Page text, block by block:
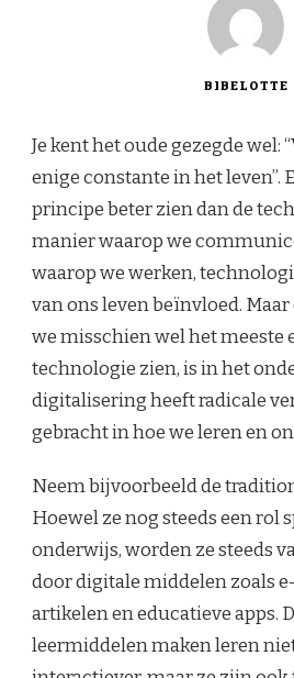
BIBELOTTE
Je kent het oude gezegde wel:
enige constante in het leven”.
principe beter zien dan de
manier waarop we
waarop we werken,
van ons leven beïnvloed.
we misschien wel het meeste
technologie zien, is in het
digitalisering heeft radicale
gebracht in hoe we leren en
Neem bijvoorbeeld de
Hoewel ze nog steeds een rol
onderwijs, worden ze steeds
door digitale middelen zoals
artikelen en educatieve apps.
leermiddelen maken leren